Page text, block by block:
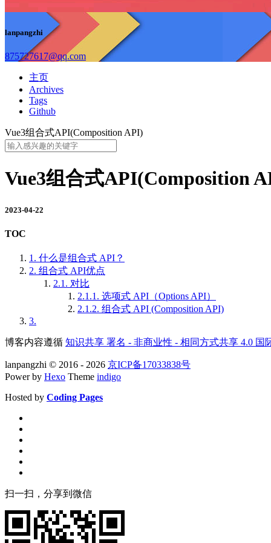
lanpangzhi
875727617@qq.com
主页
Archives
Tags
Github
Vue3组合式API(Composition API)
Vue3组合式API(Composition
2023-04-22
TOC
1. 什么是组合式 API？
2. 组合式 API优点
2.1. 对比
2.1.1. 选项式 API（Options API）
2.1.2. 组合式 API (Composition API)
3.
博客内容遵循 知识共享 署名 - 非商业性 - 相同方式共享 4.0 国
lanpangzhi © 2016 - 2026 京ICP备17033838号
Power by Hexo Theme indigo
Hosted by Coding Pages
扫一扫，分享到微信